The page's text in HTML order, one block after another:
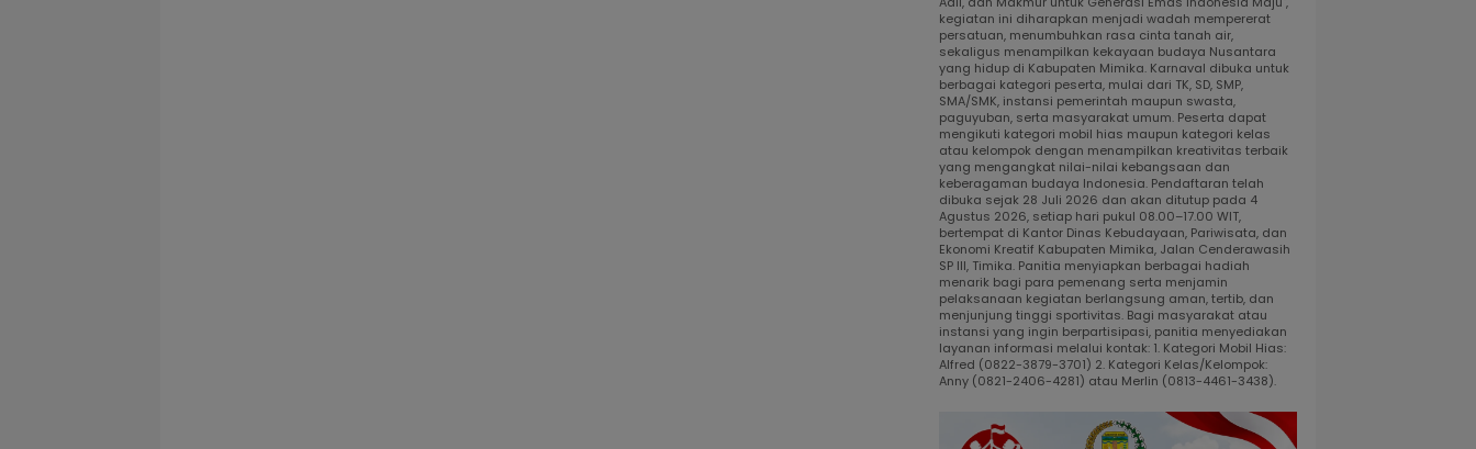
kegiatan ini diharapkan menjadi wadah mempererat
persatuan, menumbuhkan rasa cinta tanah air,
sekaligus menampilkan kekayaan budaya Nusantara
yang hidup di Kabupaten Mimika. Karnaval dibuka untuk
berbagai kategori peserta, mulai dari TK, SD, SMP,
SMA/SMK, instansi pemerintah maupun swasta,
paguyuban, serta masyarakat umum. Peserta dapat
mengikuti kategori mobil hias maupun kategori kelas
atau kelompok dengan menampilkan kreativitas terbaik
yang mengangkat nilai-nilai kebangsaan dan
keberagaman budaya Indonesia. Pendaftaran telah
dibuka sejak 28 Juli 2026 dan akan ditutup pada 4
Agustus 2026, setiap hari pukul 08.00–17.00 WIT,
bertempat di Kantor Dinas Kebudayaan, Pariwisata, dan
Ekonomi Kreatif Kabupaten Mimika, Jalan Cenderawasih
SP III, Timika. Panitia menyiapkan berbagai hadiah
menarik bagi para pemenang serta menjamin
pelaksanaan kegiatan berlangsung aman, tertib, dan
menjunjung tinggi sportivitas. Bagi masyarakat atau
instansi yang ingin berpartisipasi, panitia menyediakan
layanan informasi melalui kontak: 1. Kategori Mobil Hias:
Alfred (0822-3879-3701) 2. Kategori Kelas/Kelompok:
Anny (0821-2406-4281) atau Merlin (0813-4461-3438).